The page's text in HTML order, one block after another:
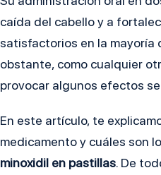
caída del cabello y a
satisfactorios en la mayoría
obstante, como cualquier
provocar algunos efectos
En este artículo, te
medicamento y cuáles son
minoxidil en pastillas. De